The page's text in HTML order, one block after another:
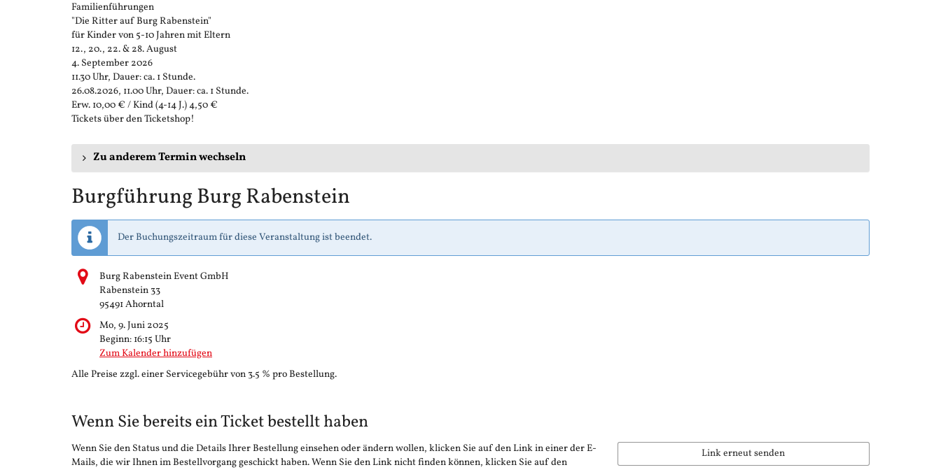
Familienführungen
"Die Ritter auf Burg Rabenstein"
für Kinder von 5-10 Jahren mit Eltern
12., 20., 22. & 28. August
4. September 2026
11.30 Uhr, Dauer: ca. 1 Stunde.
26.08.2026, 11.00 Uhr, Dauer: ca. 1 Stunde.
Erw. 10,00 € / Kind (4-14 J.) 4,50 €
Tickets über den Ticketshop!
Zu anderem Termin wechseln
Burgführung Burg Rabenstein
Der Buchungszeitraum für diese Veranstaltung ist beendet.
Burg Rabenstein Event GmbH
Rabenstein 33
95491 Ahorntal
Mo, 9. Juni 2025
Beginn: 16:15 Uhr
Zum Kalender hinzufügen
Alle Preise zzgl. einer Servicegebühr von 3.5 % pro Bestellung.
Wenn Sie bereits ein Ticket bestellt haben
Wenn Sie den Status und die Details Ihrer Bestellung einsehen oder ändern wollen, klicken Sie auf den Link in einer der E-
Mails, die wir Ihnen im Bestellvorgang geschickt haben. Wenn Sie den Link nicht finden können, klicken Sie auf den
Link erneut senden